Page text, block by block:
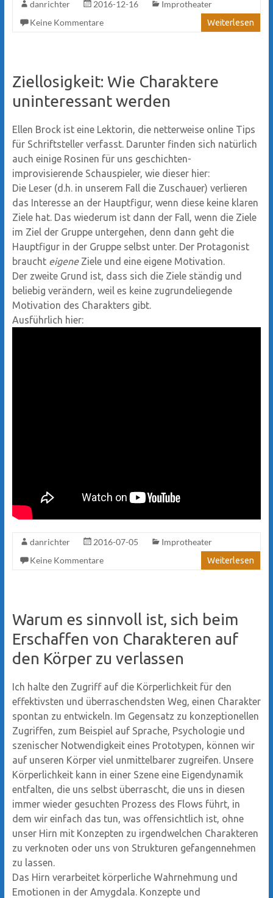
danrichter 2016-12-16
Improtheater
Keine Kommentare
Weiterlesen
Ziellosigkeit: Wie Charaktere
uninteressant werden
Ellen Brock ist eine Lektorin, die netterweise online Tips
für Schriftsteller verfasst. Darunter finden sich natürlich
auch einige Rosinen für uns geschichten-
improvisierende Schauspieler, wie dieser hier:
Die Leser (d.h. in unserem Fall die Zuschauer) verlieren
das Interesse an der Hauptfigur, wenn diese keine klaren
Ziele hat. Das wiederum ist dann der Fall, wenn die Ziele
im Ziel der Gruppe untergehen, denn dann geht die
Hauptfigur in der Gruppe selbst unter. Der Protagonist
braucht eigeneZiele und eine eigene Motivation.
Der zweite Grund ist, dass sich die Ziele ständig und
beliebig verändern, weil es keine zugrundeliegende
Motivation des Charakters gibt.
Ausführlich hier:
danrichter 2016-07-05
Improtheater
Keine Kommentare
Weiterlesen
Warum es sinnvoll ist, sich beim
Erschaffen von Charakteren auf
den Körper zu verlassen
Ich halte den Zugriff auf die Körperlichkeit für den
effektivsten und überraschendsten Weg, einen Charakter
spontan zu entwickeln. Im Gegensatz zu konzeptionellen
Zugriffen, zum Beispiel auf Sprache, Psychologie und
szenischer Notwendigkeit eines Prototypen, können wir
auf unseren Körper viel unmittelbarer zugreifen. Unsere
Körperlichkeit kann in einer Szene eine Eigendynamik
entfalten, die uns selbst überrascht, die uns in diesen
immer wieder gesuchten Prozess des Flows führt, in
dem wir einfach das tun, was offensichtlich ist, ohne
unser Hirn mit Konzepten zu irgendwelchen Charakteren
zu verknoten oder uns von Strukturen gefangennehmen
zu lassen.
Das Hirn verarbeitet körperliche Wahrnehmung und
Emotionen in der Amygdala. Konzepte und